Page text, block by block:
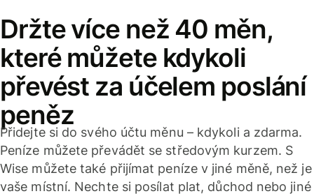
Držte více než 40 měn,
které můžete kdykoli
převést za účelem poslání
peněz
Přidejte si do svého účtu měnu – kdykoli a zdarma.
Peníze můžete převádět se středovým kurzem. S
Wise můžete také přijímat peníze v jiné měně, než je
vaše místní. Nechte si posílat plat, důchod nebo jiné